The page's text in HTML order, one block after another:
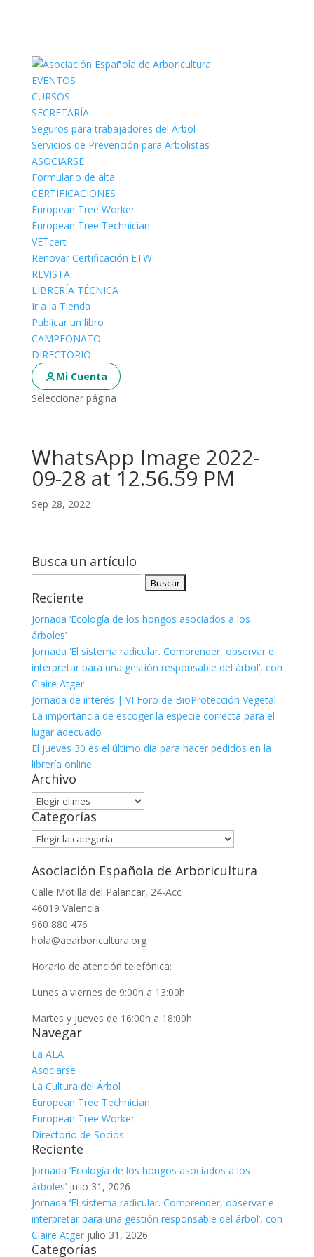
EVENTOS
CURSOS
SECRETARÍA
Seguros para trabajadores del Árbol
Servicios de Prevención para Arbolistas
ASOCIARSE
Formulario de alta
CERTIFICACIONES
European Tree Worker
European Tree Technician
VETcert
Renovar Certificación ETW
REVISTA
LIBRERÍA TÉCNICA
Ir a la Tienda
Publicar un libro
CAMPEONATO
DIRECTORIO
Mi Cuenta
Seleccionar página
WhatsApp Image 2022-
09-28 at 12.56.59 PM
Sep 28, 2022
Busca un artículo
Reciente
Jornada ‘Ecología de los hongos asociados a los
árboles’
Jornada ‘El sistema radicular. Comprender, observar e
interpretar para una gestión responsable del árbol’, con
Claire Atger
Jornada de interés | VI Foro de BioProtección Vegetal
La importancia de escoger la especie correcta para el
lugar adecuado
El jueves 30 es el último día para hacer pedidos en la
librería online
Archivo
Archivo
Categorías
Categorías
Asociación Española de Arboricultura
Calle Motilla del Palancar, 24-Acc
46019 Valencia
960 880 476
hola@aearboricultura.org
Horario de atención telefónica:
Lunes a viernes de 9:00h a 13:00h
Martes y jueves de 16:00h a 18:00h
Navegar
La AEA
Asociarse
La Cultura del Árbol
European Tree Technician
European Tree Worker
Directorio de Socios
Reciente
Jornada ‘Ecología de los hongos asociados a los
árboles’ julio 31, 2026
Jornada ‘El sistema radicular. Comprender, observar e
interpretar para una gestión responsable del árbol’, con
Claire Atger julio 31, 2026
Categorías